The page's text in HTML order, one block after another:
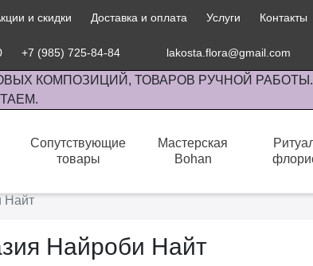
и скидки Доставка и оплата Услуги Контакты
+7 (985) 725-84-84 lakosta.flora@gmail.com
КОМПОЗИЦИЙ, ТОВАРОВ РУЧНОЙ
Сопутствующие
товары
Мастерская
Bohan
Найт
Найроби Найт